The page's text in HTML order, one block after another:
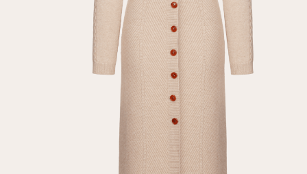
Электронная почта